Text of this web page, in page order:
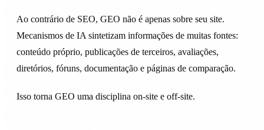
Ao contrário de SEO, GEO não é apenas sobre seu site.
Mecanismos de IA sintetizam informações de muitas fontes:
conteúdo próprio, publicações de terceiros, avaliações,
diretórios, fóruns, documentação e páginas de comparação.
Isso torna GEO uma disciplina on-site e off-site.